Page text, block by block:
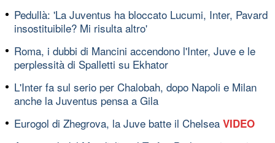
Pedullà: 'La Juventus ha bloccato Lucumi, Inter, Pavard
insostituibile? Mi risulta altro'
Roma, i dubbi di Mancini accendono l'Inter, Juve e le
perplessità di Spalletti su Ekhator
L'Inter fa sul serio per Chalobah, dopo Napoli e Milan
anche la Juventus pensa a Gila
Eurogol di Zhegrova, la Juve batte il Chelsea VIDEO